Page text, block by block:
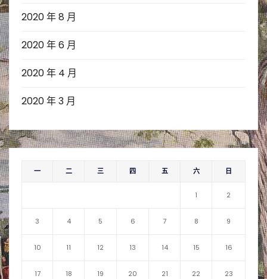
2020 年 8 月
2020 年 6 月
2020 年 4 月
2020 年 3 月
一 二 三 四 五 六 日
1 2
3 4 5 6 7 8 9
10 11 12 13 14 15 16
17 18 19 20 21 22 23